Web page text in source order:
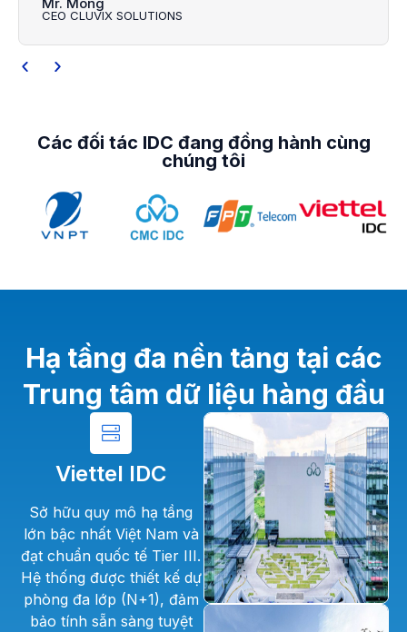
CEO CLUVIX SOLUTIONS
Các đối tác IDC đang đồng hành cùng
chúng tôi
Hạ tầng đa nền tảng tại các
Trung tâm dữ liệu hàng đầu
Viettel IDC
Sở hữu quy mô hạ tầng
lớn bậc nhất Việt Nam và
đạt chuẩn quốc tế Tier III.
Hệ thống được thiết kế dự
phòng đa lớp (N+1), đảm
bảo tính sẵn sàng tuyệt